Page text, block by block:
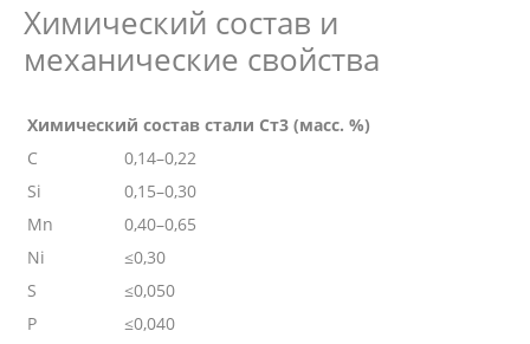
Химический состав и
механические свойства
Химический состав стали Ст3 (масс. %)
C
0,14–0,22
Si
0,15–0,30
Mn
0,40–0,65
Ni
≤0,30
S
≤0,050
P
≤0,040